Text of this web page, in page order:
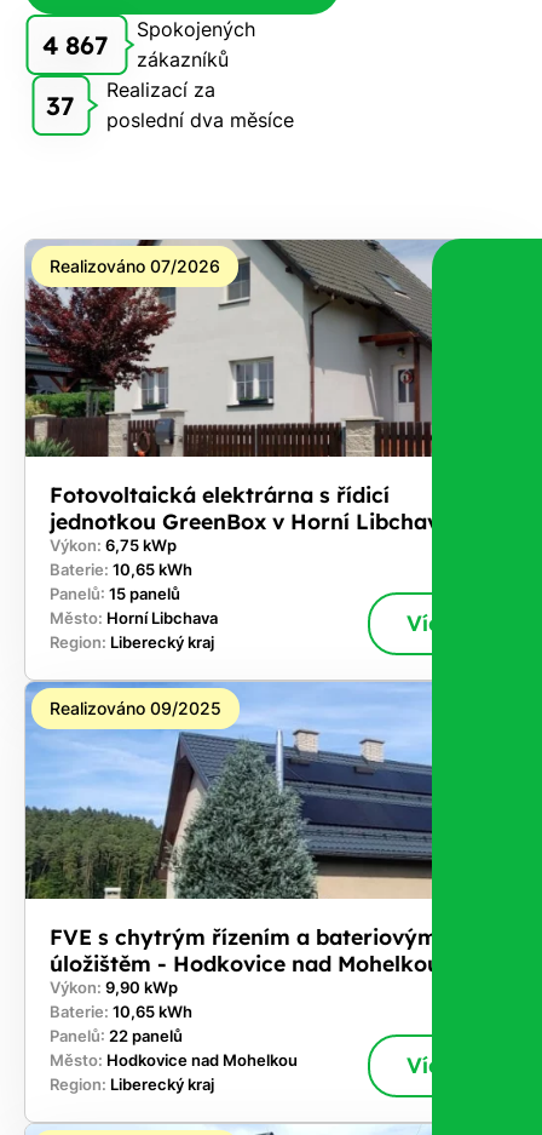
zdarma
pošleme,
na co
máte
nárok.
a nic Vás
to
nestojí.
4 867
Spokojených
zákazníků
37
Realizací za
poslední dva měsíce
Realizováno 07/2026
Fotovoltaická elektrárna s řídicí
jednotkou GreenBox v Horní Libchava
Výkon: 6,75 kWp
Baterie: 10,65 kWh
Panelů: 15 panelů
Město: Horní Libchava
Region: Liberecký kraj
Více
Realizováno 09/2025
FVE s chytrým řízením a bateriovým
úložištěm - Hodkovice nad Mohelkou
Výkon: 9,90 kWp
Baterie: 10,65 kWh
Panelů: 22 panelů
Město: Hodkovice nad Mohelkou
Region: Liberecký kraj
Více